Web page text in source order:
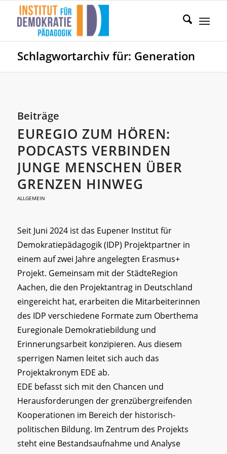
Schlagwortarchiv für: Generation
Beiträge
EUREGIO ZUM HÖREN:
PODCASTS VERBINDEN
JUNGE MENSCHEN ÜBER
GRENZEN HINWEG
ALLGEMEIN
Seit Juni 2024 ist das Eupener Institut für
Demokratiepädagogik (IDP) Projektpartner in
einem auf zwei Jahre angelegten Erasmus+
Projekt. Gemeinsam mit der StädteRegion
Aachen, die den Projektantrag in Deutschland
eingereicht hat, erarbeiten die Mitarbeiterinnen
des IDP verschiedene Formate zum Oberthema
Euregionale Demokratiebildung und
Erinnerungsarbeit konzipieren. Aus diesem
sperrigen Namen leitet sich auch das
Projektakronym EDE ab.
EDE befasst sich mit den Chancen und
Herausforderungen der grenzübergreifenden
Kooperationen im Bereich der historisch-
politischen Bildung. Im Zentrum des Projekts
steht eine Bestandsaufnahme und Analyse